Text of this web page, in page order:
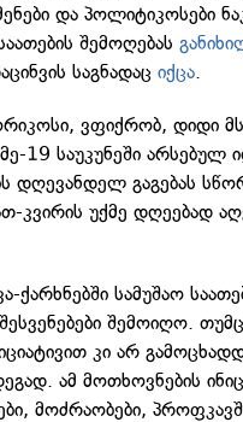
და პოლიტიკოსები
შემოღებას
საგნადაციქცა.
ვფიქრობ, დიდი
19 საუკუნეში არსებულ
დღევანდელ გაგებას
კვირის უქმე დღეებად
ქარხნებში სამუშაო
შემოიღო.
კი არ
ამ მოთხოვნების
მოძრაობები,